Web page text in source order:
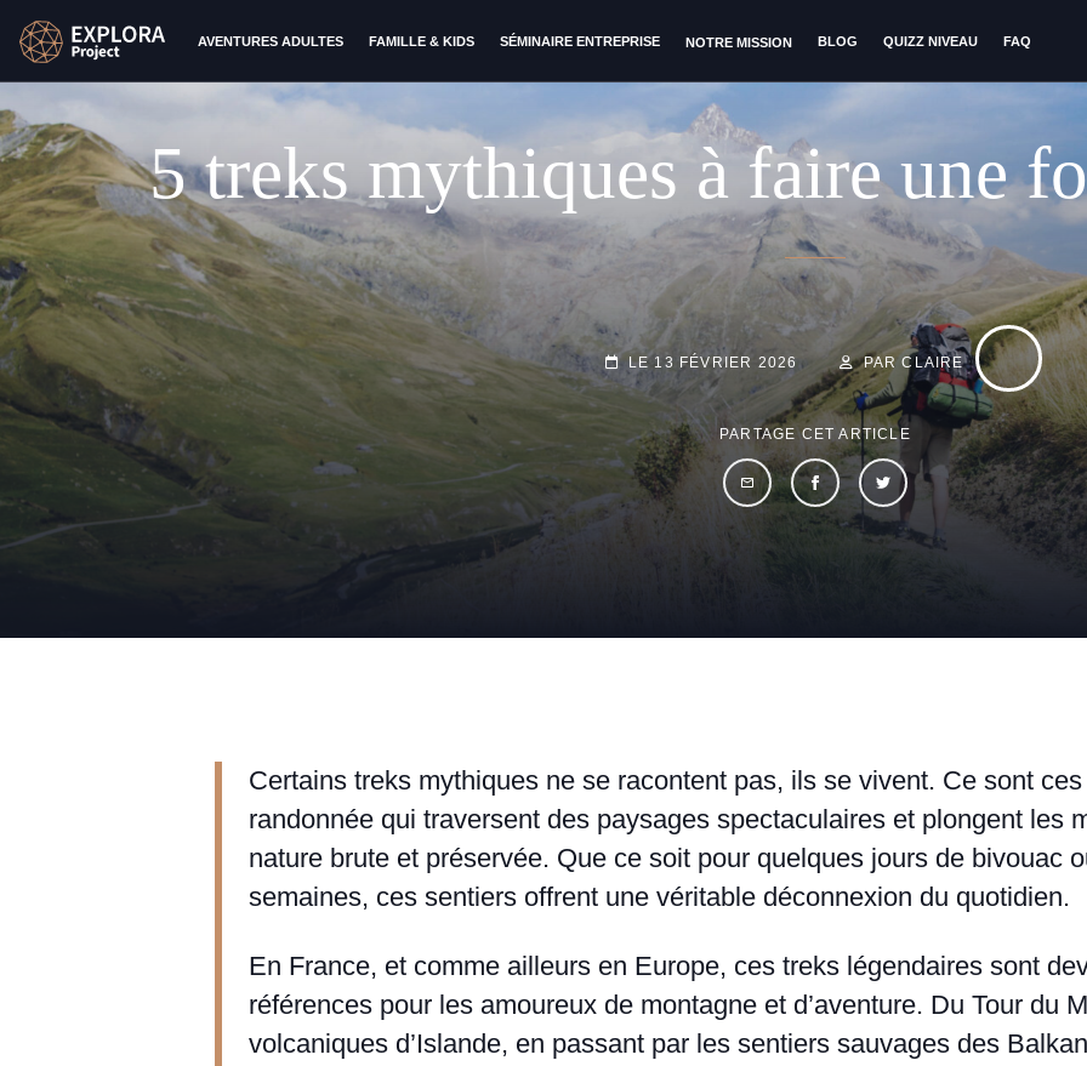
AVENTURES ADULTES FAMILLE & KIDS SÉMINAIRE ENTREPRISE NOTRE MISSION BLOG QUIZZ NIVEAU FAQ
5 treks mythiques à faire une
POSTED-
ON
LE 13 FÉVRIER 2026
BY
BYLINE
PAR CLAIRE
PARTAGE CET ARTICLE
Certains treks mythiques ne se racontent pas, ils se vivent. Ce sont
randonnée qui traversent des paysages spectaculaires et plongent les
nature brute et préservée. Que ce soit pour quelques jours de bivouac
semaines, ces sentiers offrent une véritable déconnexion du quotidien.
En France, et comme ailleurs en Europe, ces treks légendaires sont
références pour les amoureux de montagne et d’aventure. Du Tour du
volcaniques d’Islande, en passant par les sentiers sauvages des